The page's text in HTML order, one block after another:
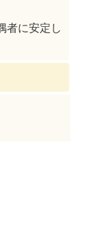
者に安定し